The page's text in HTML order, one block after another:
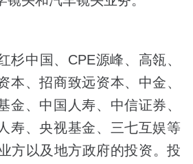
杉中国、CPE源峰、高瓴、
本、招商致远资本、中金、
金、中国人寿、中信证券、
寿、央视基金、三七互娱等
方以及地方政府的投资。投